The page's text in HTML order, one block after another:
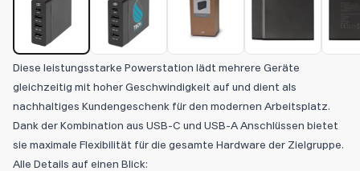
Diese leistungsstarke Powerstation lädt mehrere Geräte
gleichzeitig mit hoher Geschwindigkeit auf und dient als
nachhaltiges Kundengeschenk für den modernen Arbeitsplatz.
Dank der Kombination aus USB-C und USB-A Anschlüssen bietet
sie maximale Flexibilität für die gesamte Hardware der Zielgruppe.
Alle Details auf einen Blick: